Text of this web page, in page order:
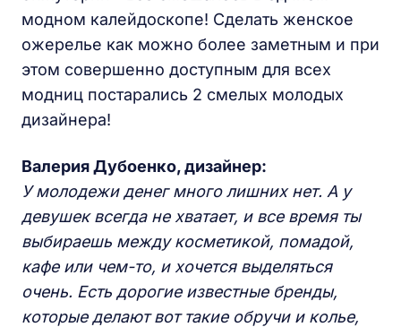
модном калейдоскопе! Сделать женское
ожерелье как можно более заметным и при
этом совершенно доступным для всех
модниц постарались 2 смелых молодых
дизайнера!
Валерия Дубоенко, дизайнер:
У молодежи денег много лишних нет. А у
девушек всегда не хватает, и все время ты
выбираешь между косметикой, помадой,
кафе или чем-то, и хочется выделяться
очень. Есть дорогие известные бренды,
которые делают вот такие обручи и колье,